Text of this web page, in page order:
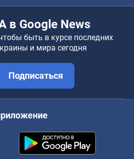
в Google News
быть в курсе последних
и мира сегодня
Подписаться